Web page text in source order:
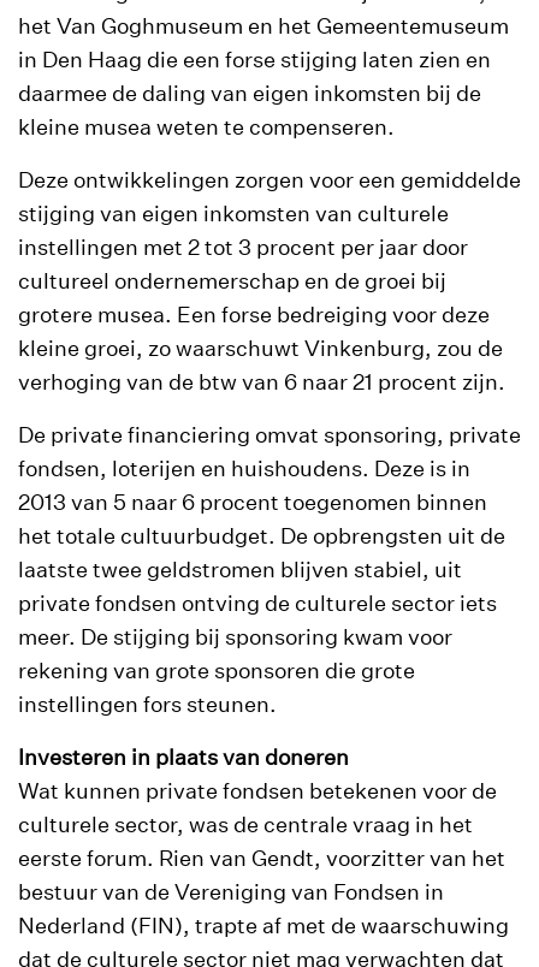
het Van Goghmuseum en het Gemeentemuseum
in Den Haag die een forse stijging laten zien en
daarmee de daling van eigen inkomsten bij de
kleine musea weten te compenseren.
Deze ontwikkelingen zorgen voor een gemiddelde
stijging van eigen inkomsten van culturele
instellingen met 2 tot 3 procent per jaar door
cultureel ondernemerschap en de groei bij
grotere musea. Een forse bedreiging voor deze
kleine groei, zo waarschuwt Vinkenburg, zou de
verhoging van de btw van 6 naar 21 procent zijn.
De private financiering omvat sponsoring, private
fondsen, loterijen en huishoudens. Deze is in
2013 van 5 naar 6 procent toegenomen binnen
het totale cultuurbudget. De opbrengsten uit de
laatste twee geldstromen blijven stabiel, uit
private fondsen ontving de culturele sector iets
meer. De stijging bij sponsoring kwam voor
rekening van grote sponsoren die grote
instellingen fors steunen.
Investeren in plaats van doneren
Wat kunnen private fondsen betekenen voor de
culturele sector, was de centrale vraag in het
eerste forum. Rien van Gendt, voorzitter van het
bestuur van de Vereniging van Fondsen in
Nederland (FIN), trapte af met de waarschuwing
dat de culturele sector niet mag verwachten dat